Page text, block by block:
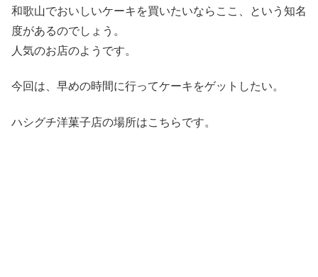
和歌山でおいしいケーキを買いたいならここ、という知名
度があるのでしょう。
人気のお店のようです。
今回は、早めの時間に行ってケーキをゲットしたい。
ハシグチ洋菓子店の場所はこちらです。